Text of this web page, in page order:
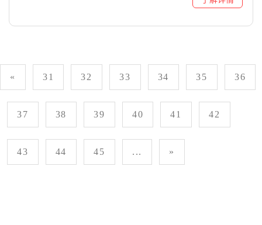
« 31 32 33 34 35 36
37 38 39 40 41 42
43 44 45 ... »